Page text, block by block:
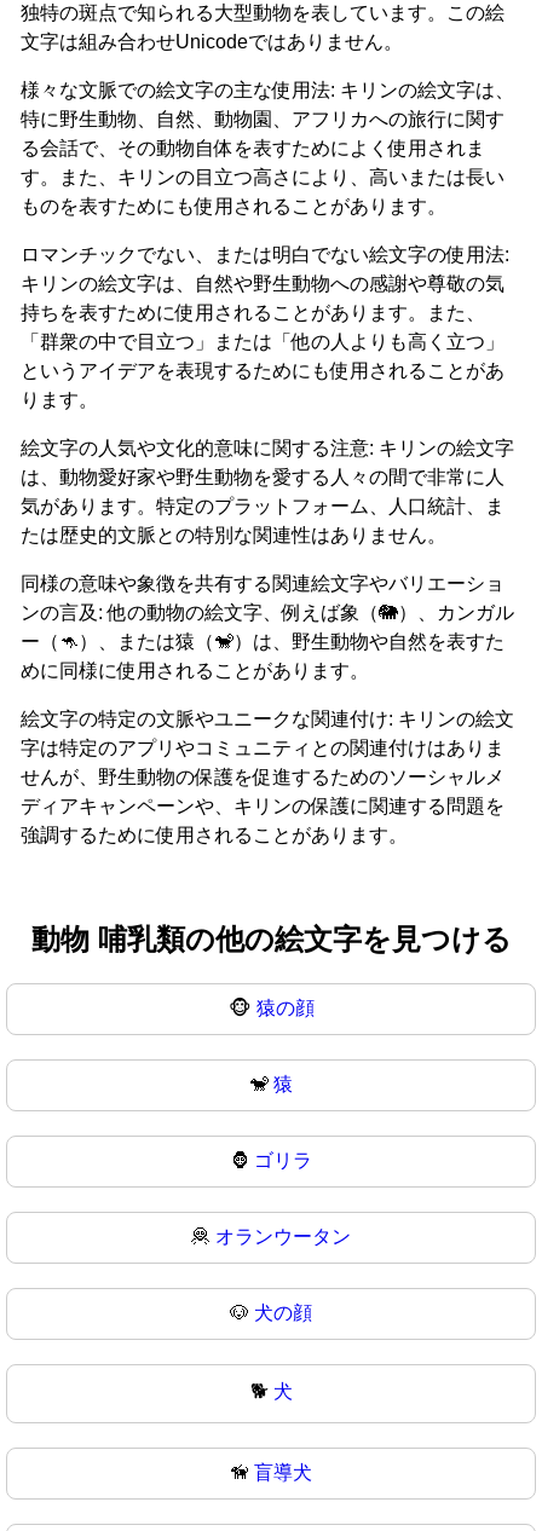
独特の斑点で知られる大型動物を表しています。この絵
文字は組み合わせUnicodeではありません。
様々な文脈での絵文字の主な使用法: キリンの絵文字は、
特に野生動物、自然、動物園、アフリカへの旅行に関す
る会話で、その動物自体を表すためによく使用されま
す。また、キリンの目立つ高さにより、高いまたは長い
ものを表すためにも使用されることがあります。
ロマンチックでない、または明白でない絵文字の使用法:
キリンの絵文字は、自然や野生動物への感謝や尊敬の気
持ちを表すために使用されることがあります。また、
「群衆の中で目立つ」または「他の人よりも高く立つ」
というアイデアを表現するためにも使用されることがあ
ります。
絵文字の人気や文化的意味に関する注意: キリンの絵文字
は、動物愛好家や野生動物を愛する人々の間で非常に人
気があります。特定のプラットフォーム、人口統計、ま
たは歴史的文脈との特別な関連性はありません。
同様の意味や象徴を共有する関連絵文字やバリエーショ
ンの言及: 他の動物の絵文字、例えば象（🐘）、カンガル
ー（🦘）、または猿（🐒）は、野生動物や自然を表すた
めに同様に使用されることがあります。
絵文字の特定の文脈やユニークな関連付け: キリンの絵文
字は特定のアプリやコミュニティとの関連付けはありま
せんが、野生動物の保護を促進するためのソーシャルメ
ディアキャンペーンや、キリンの保護に関連する問題を
強調するために使用されることがあります。
動物 哺乳類の他の絵文字を見つける
🐵 猿の顔
🐒 猿
🦍 ゴリラ
🦧 オランウータン
🐶 犬の顔
🐕 犬
🦮 盲導犬